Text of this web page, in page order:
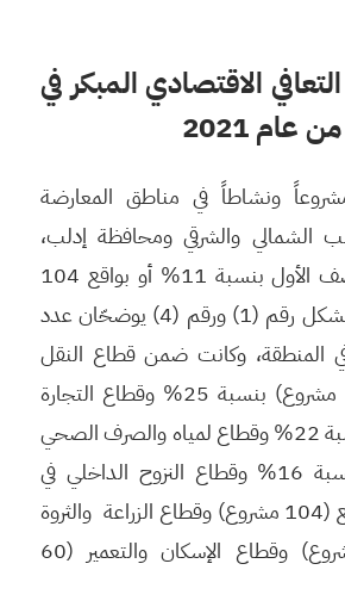
الاقتصادي المبكر في
عام 2021
تنفيذ 766 مشروعاً ونشاطاً في مناطق المعارضة
الشمالي والشرقي ومحافظة إدلب،
بانخفاض عن النصف الأول بنسبة 11% أو بواقع 104
مشروعاً. وحسب الشكل رقم (1) ورقم (4) يوضحّان عدد
المنطقة، وكانت ضمن قطاع النقل
والمواصلات (193 مشروع) بنسبة 25% وقطاع التجارة
(169 مشروع) بنسبة 22% وقطاع لمياه والصرف الصحي
(123 مشروع) بنسبة 16% وقطاع النزوح الداخلي في
المرتبة الرابعة بواقع (104 مشروع) وقطاع الزراعة والثروة
الحيوانية (61 مشروع) وقطاع الإسكان والتعمير (60